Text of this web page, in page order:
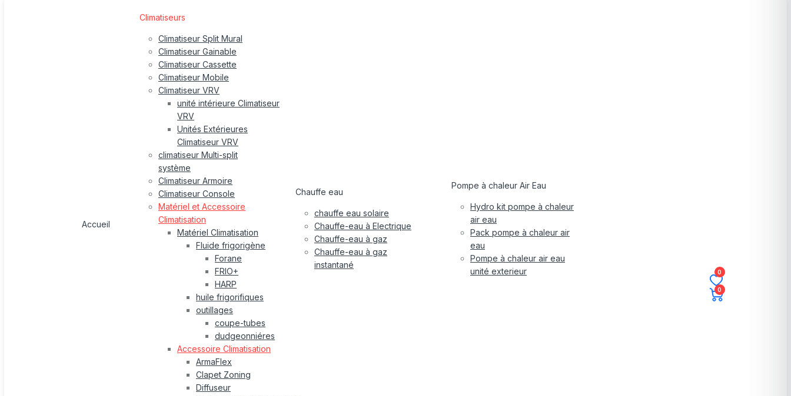
Accueil
Climatiseurs
Climatiseur Split Mural
Climatiseur Gainable
Climatiseur Cassette
Climatiseur Mobile
Climatiseur VRV
unité intérieure Climatiseur
VRV
Unités Extérieures
Climatiseur VRV
climatiseur Multi-split
système
Climatiseur Armoire
Climatiseur Console
Matériel et Accessoire
Climatisation
Matériel Climatisation
Fluide frigorigène
Forane
FRIO+
HARP
huile frigorifiques
outillages
coupe-tubes
dudgeonniéres
Accessoire Climatisation
ArmaFlex
Clapet Zoning
Diffuseur
Chauffe eau
chauffe eau solaire
Chauffe-eau à Electrique
Chauffe-eau à gaz
Chauffe-eau à gaz
instantané
Pompe à chaleur Air Eau
Hydro kit pompe à chaleur
air eau
Pack pompe à chaleur air
eau
Pompe à chaleur air eau
unité exterieur
0
0